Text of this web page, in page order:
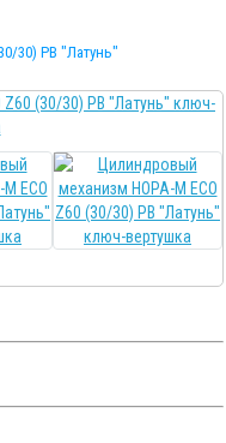
30) PB "Латунь"